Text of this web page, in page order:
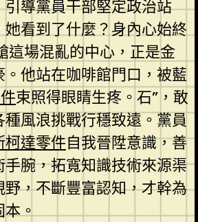
導黨員干部堅定政治站
看到了什麼？身內心始終
這場混亂的中心，正是金
他站在咖啡館門口，被藍
束照得眼睛生疼。石”，敢
風浪挑戰行穩致遠。黨員
柯達零件自我晉陞意識，善
腕，拓寬知識技術來源渠
，不斷豐富認知，才幹為
本。